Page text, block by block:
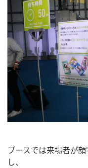
ブースでは来場者が
し、